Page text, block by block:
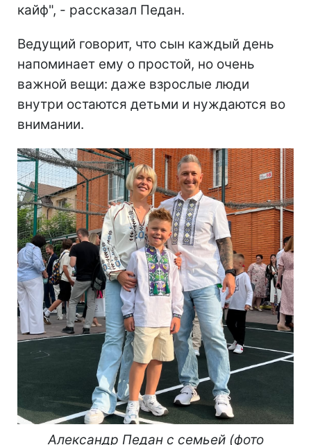
кайф", - рассказал Педан.
Ведущий говорит, что сын каждый день
напоминает ему о простой, но очень
важной вещи: даже взрослые люди
внутри остаются детьми и нуждаются во
внимании.
Александр Педан с семьей (фото